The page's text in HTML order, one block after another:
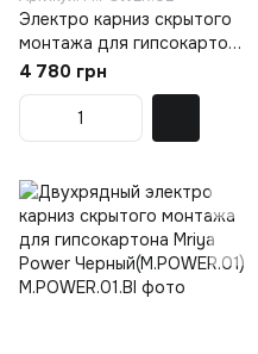
Электро карниз скрытого
монтажа для гипсокартона
Mriya Power Черный
(M.POWER.02)
4 780 грн